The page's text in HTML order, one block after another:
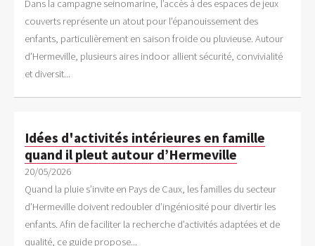
Dans la campagne seinomarine, l’accès à des espaces de jeux
couverts représente un atout pour l’épanouissement des
enfants, particulièrement en saison froide ou pluvieuse. Autour
d’Hermeville, plusieurs aires indoor allient sécurité, convivialité
et diversit...
Idées d'activités intérieures en famille
quand il pleut autour d’Hermeville
20/05/2026
Quand la pluie s’invite en Pays de Caux, les familles du secteur
d’Hermeville doivent redoubler d’ingéniosité pour divertir les
enfants. Afin de faciliter la recherche d’activités adaptées et de
qualité, ce guide propose...